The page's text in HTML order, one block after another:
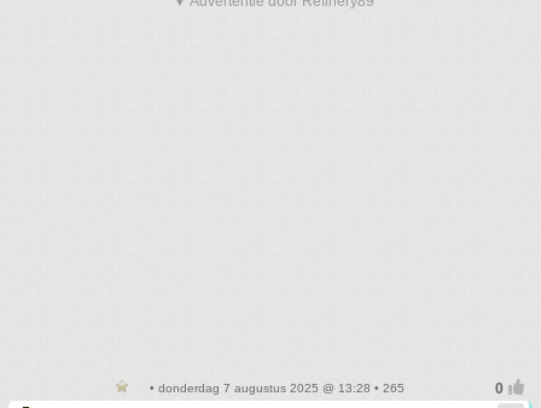
• donderdag 7 augustus 2025 @ 13:28 • 265